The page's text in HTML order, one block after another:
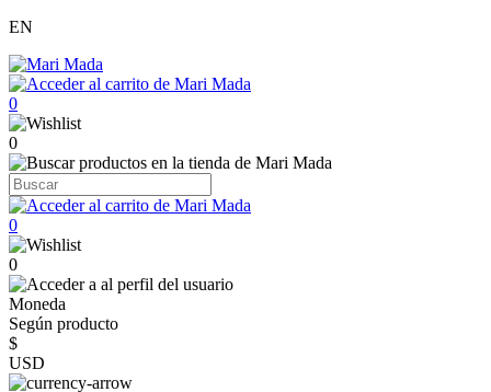
EN
0
0
0
0
Moneda
Según producto
$
USD